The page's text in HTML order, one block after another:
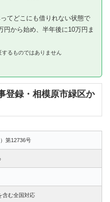
てどこにも借りれない状態で
円から始め、半年後に10万円ま
るものではありません
登録・相模原市緑区か
第12736号
含む全国対応